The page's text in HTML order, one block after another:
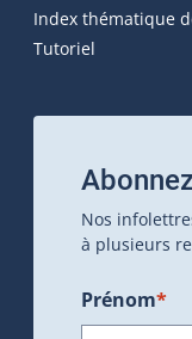
Index thématique
Tutoriel
Nos
à plusieurs
Prénom*